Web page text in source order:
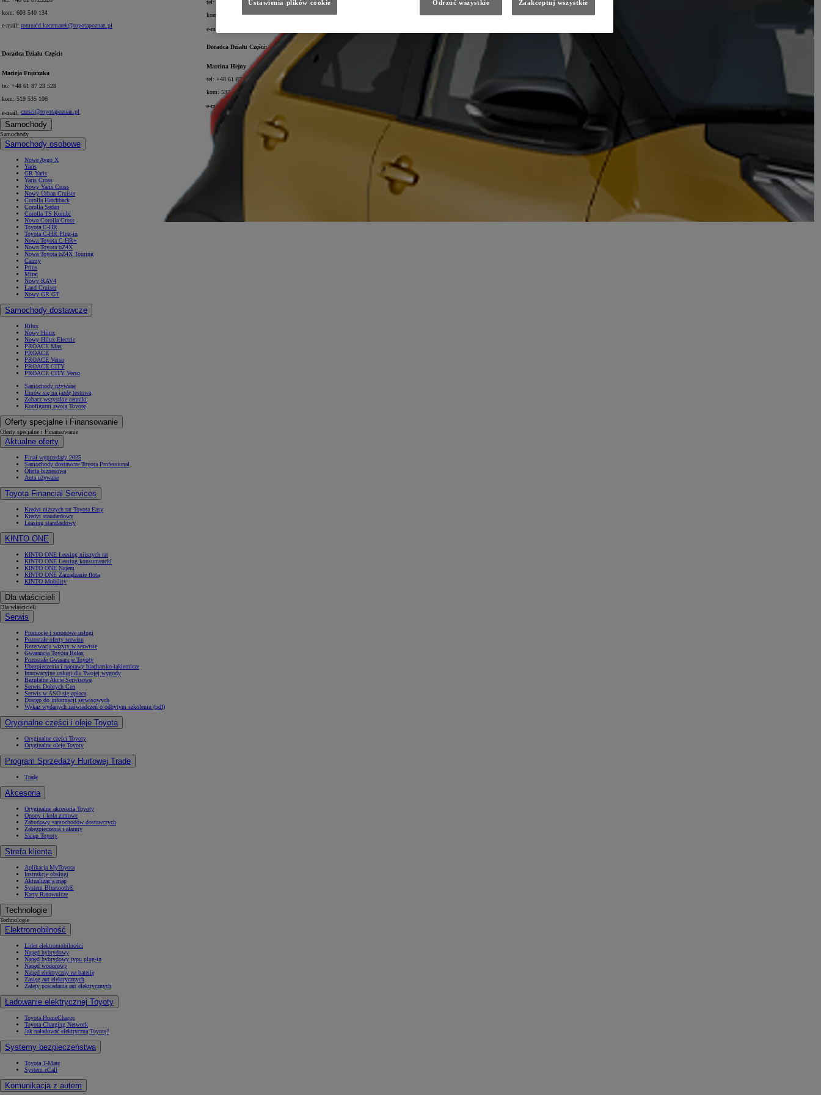
Od81 900 zł
Yaris Cross
HYBRID
kom: 603 540 134
e-mail: romuald.kaczmarek@toyotapoznan.pl
tel: +48 61 87 23 527
kom: 519 535 103
e-mail:
Doradca Działu Części:
Macieja Frątczaka
tel: +48 61 87 23 528
kom: 519 535 106
e-mail: czesci@toyotapoznan.pl
Doradca Działu Części:
Marcina Hejny
tel: +48 61 87 23 527
kom: 537 789 004
e-mail:czesci@toyotapoznan.pl
Samochody
Samochody
Samochody osobowe
Nowe Aygo X
Yaris
GR Yaris
Yaris Cross
Nowy Yaris Cross
Nowy Urban Cruiser
Corolla Hatchback
Corolla Sedan
Corolla TS Kombi
Nowa Corolla Cross
Toyota C-HR
Toyota C-HR Plug-in
Nowa Toyota C-HR+
Nowa Toyota bZ4X
Nowa Toyota bZ4X Touring
Camry
Prius
Mirai
Nowy RAV4
Land Cruiser
Nowy GR GT
Samochody dostawcze
Hilux
Nowy Hilux
Nowy Hilux Electric
PROACE Max
PROACE
PROACE Verso
PROACE CITY
PROACE CITY Verso
Samochody używane
Umów się na jazdę testową
Zobacz wszystkie cenniki
Konfiguruj swoją Toyotę
Oferty specjalne i Finansowanie
Oferty specjalne i Finansowanie
Aktualne oferty
Finał wyprzedaży 2025
Samochody dostawcze Toyota Professional
Oferta biznesowa
Auta używane
Toyota Financial Services
Kredyt niższych rat Toyota Easy
Kredyt standardowy
Leasing standardowy
KINTO ONE
KINTO ONE Leasing niższych rat
KINTO ONE Leasing konsumencki
KINTO ONE Najem
KINTO ONE Zarządzanie flotą
KINTO Mobility
Dla właścicieli
Dla właścicieli
Serwis
Promocje i sezonowe usługi
Pozostałe oferty serwisu
Rezerwacja wizyty w serwisie
Gwarancja Toyota Relax
Pozostałe Gwarancje Toyoty
Ubezpieczenia i naprawy blacharsko-lakiernicze
Innowacyjne usługi dla Twojej wygody
Bezpłatne Akcje Serwisowe
Serwis Dobrych Cen
Serwis w ASO się opłaca
Dostęp do informacji serwisowych
Wykaz wydanych zaświadczeń o odbytym szkoleniu (pdf)
Oryginalne części i oleje Toyota
Oryginalne części Toyoty
Oryginalne oleje Toyoty
Program Sprzedaży Hurtowej Trade
Trade
Akcesoria
Oryginalne akcesoria Toyoty
Opony i koła zimowe
Zabudowy samochodów dostawczych
Zabezpieczenia i alarmy
Sklep Toyoty
Strefa klienta
Aplikacja MyToyota
Instrukcje obsługi
Aktualizacja map
System Bluetooth®
Karty Ratownicze
Technologie
Technologie
Elektromobilność
Lider elektromobilności
Napęd hybrydowy
Napęd hybrydowy typu plug-in
Napęd wodorowy
Napęd elektryczny na baterię
Zasięg aut elektrycznych
Zalety posiadania aut elektrycznych
Ładowanie elektrycznej Toyoty
Toyota HomeCharge
Toyota Charging Network
Jak naładować elektryczną Toyotę?
Systemy bezpieczeństwa
Toyota T-Mate
System eCall
Komunikacja z autem
Ustawienia plików cookie Odrzuć wszystkie Zaakceptuj wszystkie